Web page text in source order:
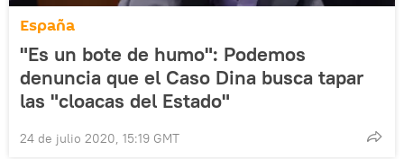
España
"Es un bote de humo": Podemos
denuncia que el Caso Dina busca tapar
las "cloacas del Estado"
24 de julio 2020, 15:19 GMT